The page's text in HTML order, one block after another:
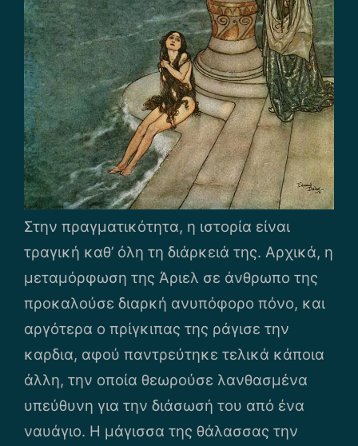
Στην πραγματικότητα, η ιστορία είναι
τραγική καθ’ όλη τη διάρκειά της. Αρχικά, η
μεταμόρφωση της Άριελ σε άνθρωπο της
προκαλούσε διαρκή ανυπόφορο πόνο, και
αργότερα ο πρίγκιπας της ράγισε την
καρδια, αφού παντρεύτηκε τελικά κάποια
άλλη, την οποία θεωρούσε λανθασμένα
υπεύθυνη για την διάσωσή του από ένα
ναυάγιο. Η μάγισσα της θάλασσας την